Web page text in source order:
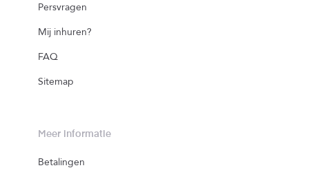
Persvragen
Mij inhuren?
FAQ
Sitemap
Meer informatie
Betalingen